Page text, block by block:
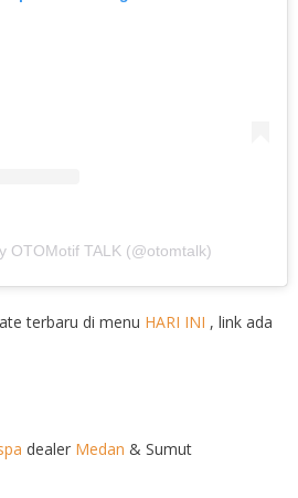
OTOMotif TALK (@otomtalk)
terbaru di menu HARI INI , link ada
dealer Medan & Sumut